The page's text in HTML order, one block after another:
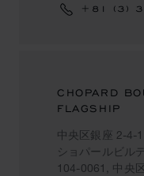
+81 (3)
CHOPARD
FLAGSHIP
中央区銀座 2-4-
ショパールビル
104-0061, 中央